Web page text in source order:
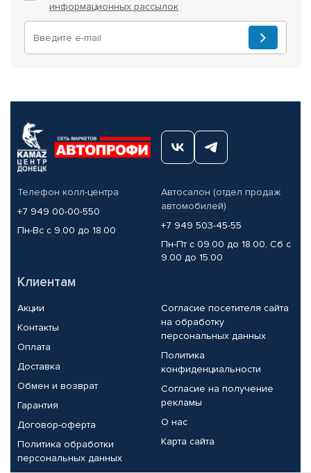
информационных рассылок
Телефон колл-центра
+7 949 00-00-550
Пн-Вс с 9.00 до 18.00
Автосалон (отдел продаж
автомобилей)
+7 949 503-45-55
Пн-Пт с 09.00 до 18.00, Сб с
9.00 до 15.00
Клиентам
Акции
Контакты
Оплата
Доставка
Обмен и возврат
Гарантия
Договор-оферта
Политика обработки
персональных данных
Согласие посетителя сайта
на обработку
персональных данных
Политика
конфиденциальности
Согласие на получение
рекламы
О нас
Карта сайта